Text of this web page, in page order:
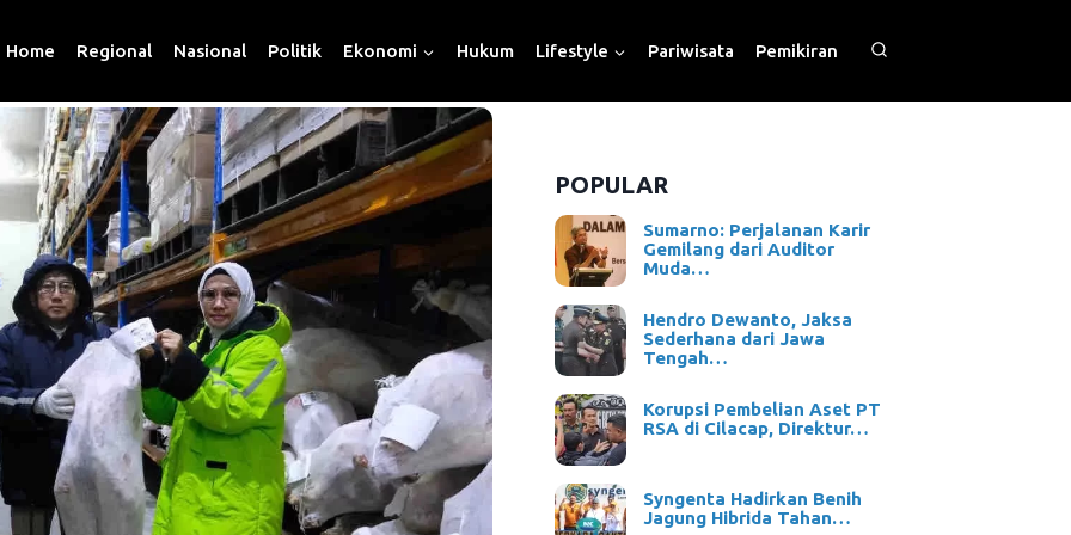
Home Regional Nasional Politik Ekonomi Hukum Lifestyle Pariwisata Pemikiran
POPULAR
Sumarno: Perjalanan Karir
Gemilang dari Auditor
Muda…
Hendro Dewanto, Jaksa
Sederhana dari Jawa
Tengah…
Korupsi Pembelian Aset PT
RSA di Cilacap, Direktur…
Syngenta Hadirkan Benih
Jagung Hibrida Tahan…